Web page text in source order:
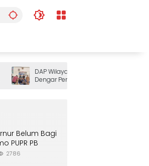
DAP Wilayah III Doberay Gelar Rapat
Dengar Pendapat, Perkuat Sinergi
Pemerintah dan Masyarakat Adat
Belum Bagi
PUPR PB
2786